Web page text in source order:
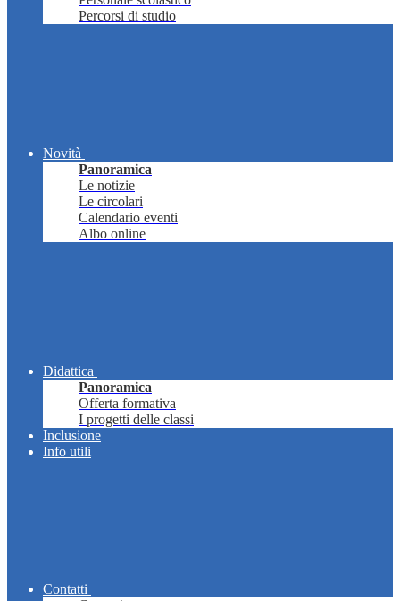
Percorsi di studio
Novità
Panoramica
Le notizie
Le circolari
Calendario eventi
Albo online
Didattica
Panoramica
Offerta formativa
I progetti delle classi
Inclusione
Info utili
Contatti